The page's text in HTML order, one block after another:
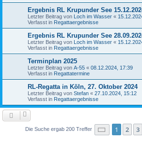
Ergebnis RL Krupunder See
Letzter Beitrag von Loch im Wasser «
Verfasst in Regattaergebnisse
Ergebnis RL Krupunder See
Letzter Beitrag von Loch im Wasser «
Verfasst in Regattaergebnisse
Terminplan 2025
Letzter Beitrag von A-55 « 08.12.2024, 17:39
Verfasst in Regattatermine
RL-Regatta in Köln, 27. Oktober 2024
Letzter Beitrag von Stefan « 27.10.2024, 15:12
Verfasst in Regattaergebnisse
Die Suche ergab 200 Treffer Seite 1von
1 2 3